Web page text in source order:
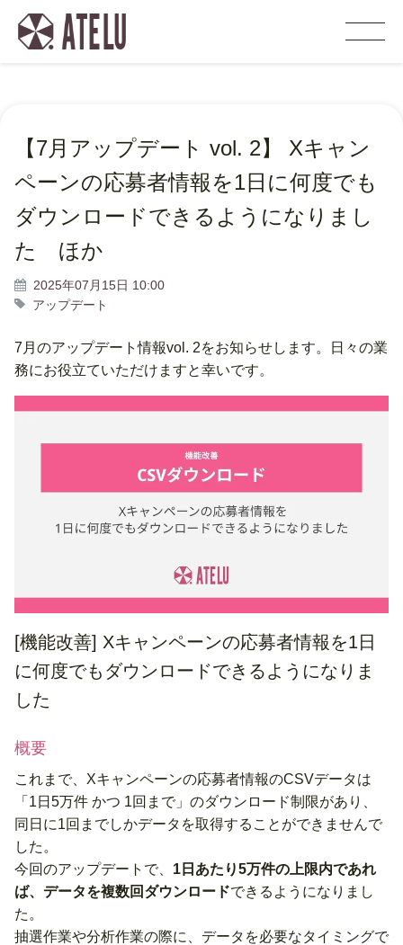
【7月アップデート vol. 2】 Xキャン
ペーンの応募者情報を1日に何度でも
ダウンロードできるようになりまし
た ほか
2025年07月15日 10:00
アップデート
7月のアップデート情報vol. 2をお知らせします。日々の業
務にお役立ていただけますと幸いです。
[機能改善] Xキャンペーンの応募者情報を1日
に何度でもダウンロードできるようになりま
した
概要
これまで、Xキャンペーンの応募者情報のCSVデータは
「1日5万件 かつ 1回まで」のダウンロード制限があり、
同日に1回までしかデータを取得することができませんで
した。
今回のアップデートで、 1日あたり5万件の上限内であれ
ば、データを複数回ダウンロードできるようになりまし
た。
抽選作業や分析作業の際に、データを必要なタイミングで